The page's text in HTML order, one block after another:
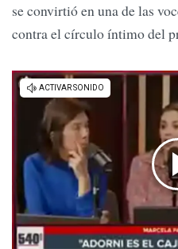
se convirtió en una de las
contra el círculo íntimo del